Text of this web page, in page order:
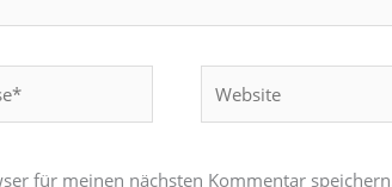
für meinen nächsten Kommentar